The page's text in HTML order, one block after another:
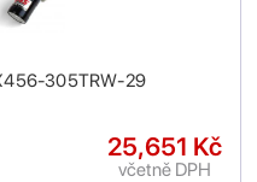
305TRW-29
25,651 Kč
včetně DPH